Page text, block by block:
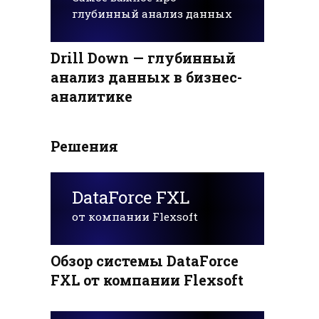
глубинный анализ данных
Drill Down — глубинный
анализ данных в бизнес-
аналитике
Решения
DataForce FXL
от компании Flexsoft
Обзор системы DataForce
FXL от компании Flexsoft